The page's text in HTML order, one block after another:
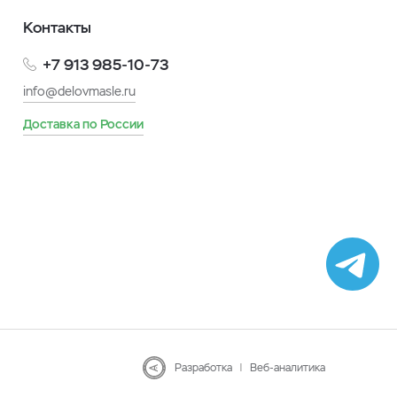
Контакты
+7 913 985-10-73
info@delovmasle.ru
Доставка по России
Разработка | Веб-аналитика